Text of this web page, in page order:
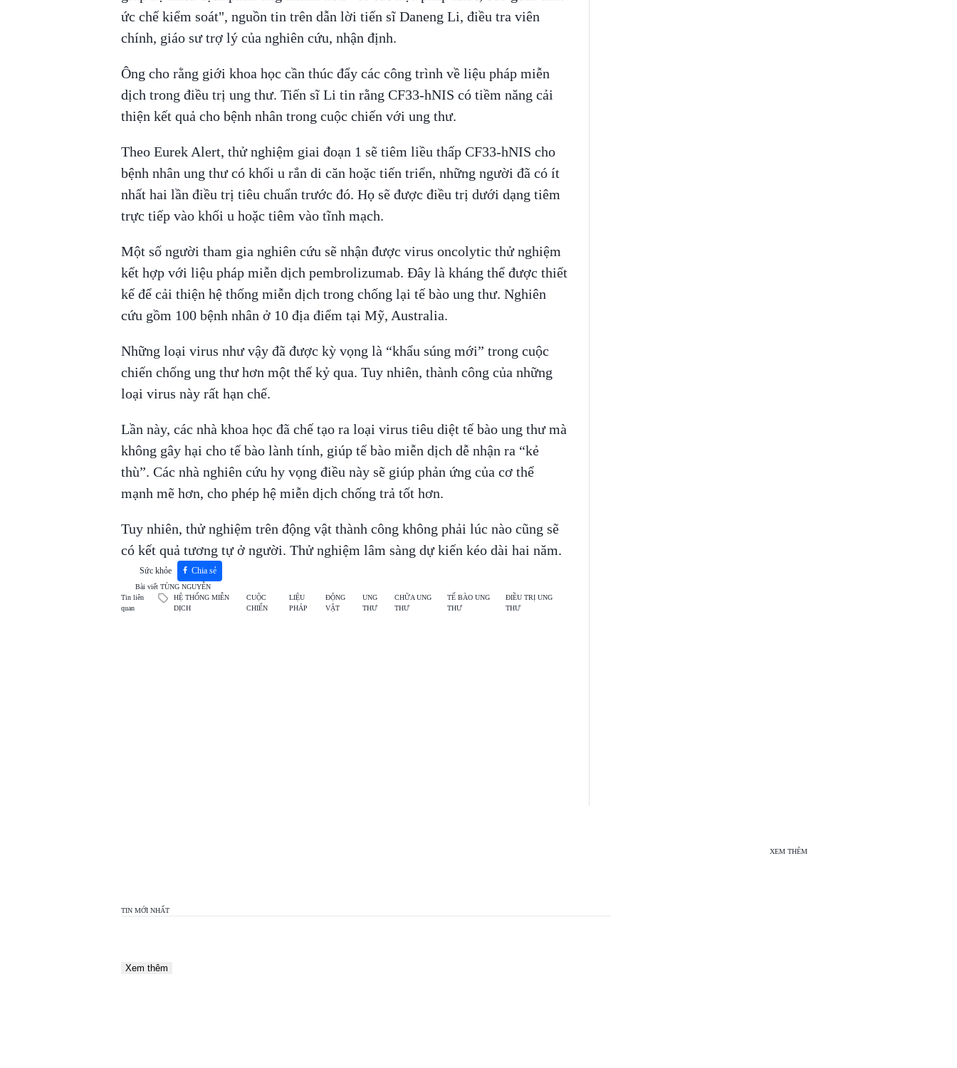
ức chế kiểm soát", nguồn tin trên dẫn lời tiến sĩ Daneng Li, điều tra viên
chính, giáo sư trợ lý của nghiên cứu, nhận định.
Ông cho rằng giới khoa học cần thúc đẩy các công trình về liệu pháp miễn
dịch trong điều trị ung thư. Tiến sĩ Li tin rằng CF33-hNIS có tiềm năng cải
thiện kết quả cho bệnh nhân trong cuộc chiến với ung thư.
Theo Eurek Alert, thử nghiệm giai đoạn 1 sẽ tiêm liều thấp CF33-hNIS cho
bệnh nhân ung thư có khối u rắn di căn hoặc tiến triển, những người đã có ít
nhất hai lần điều trị tiêu chuẩn trước đó. Họ sẽ được điều trị dưới dạng tiêm
trực tiếp vào khối u hoặc tiêm vào tĩnh mạch.
Một số người tham gia nghiên cứu sẽ nhận được virus oncolytic thử nghiệm
kết hợp với liệu pháp miễn dịch pembrolizumab. Đây là kháng thể được thiết
kế để cải thiện hệ thống miễn dịch trong chống lại tế bào ung thư. Nghiên
cứu gồm 100 bệnh nhân ở 10 địa điểm tại Mỹ, Australia.
Những loại virus như vậy đã được kỳ vọng là “khẩu súng mới” trong cuộc
chiến chống ung thư hơn một thế kỷ qua. Tuy nhiên, thành công của những
loại virus này rất hạn chế.
Lần này, các nhà khoa học đã chế tạo ra loại virus tiêu diệt tế bào ung thư mà
không gây hại cho tế bào lành tính, giúp tế bào miễn dịch dễ nhận ra “kẻ
thù”. Các nhà nghiên cứu hy vọng điều này sẽ giúp phản ứng của cơ thể
mạnh mẽ hơn, cho phép hệ miễn dịch chống trả tốt hơn.
Tuy nhiên, thử nghiệm trên động vật thành công không phải lúc nào cũng sẽ
có kết quả tương tự ở người. Thử nghiệm lâm sàng dự kiến kéo dài hai năm.
Sức khỏe Chia sẻ
Bài viết TÙNG NGUYỄN
Tin liên
quan
HỆ THỐNG MIỄN
DỊCH
CUỘC
CHIẾN
LIỆU
PHÁP
ĐỘNG
VẬT
UNG
THƯ
CHỮA UNG
THƯ
TẾ BÀO UNG
THƯ
ĐIỀU TRỊ UNG
THƯ
XEM THÊM
TIN MỚI NHẤT
Xem thêm